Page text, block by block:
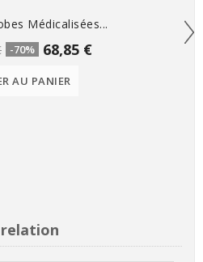
Médicalisées...
-70% 68,85 €
AU PANIER